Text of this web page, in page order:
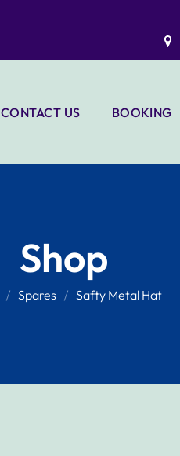
CONTACT US BOOKING
Shop
Spares Safty Metal Hat